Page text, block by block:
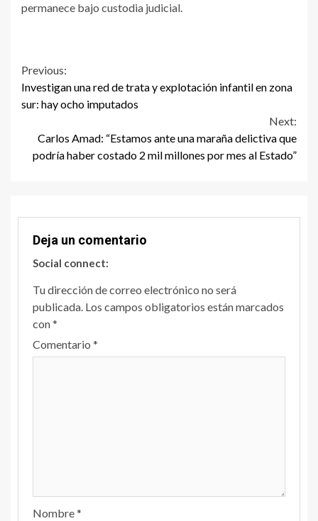
permanece bajo custodia judicial.
Continue
Reading
Previous:
Investigan una red de trata y explotación infantil en zona
sur: hay ocho imputados
Next:
Carlos Amad: “Estamos ante una maraña delictiva que
podría haber costado 2 mil millones por mes al Estado”
Deja un comentario
Social connect:
Tu dirección de correo electrónico no será
publicada. Los campos obligatorios están marcados
con*
Comentario *
Nombre*